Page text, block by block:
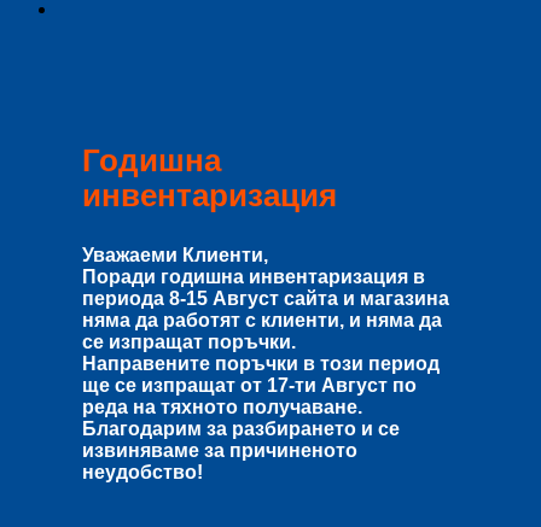
Годишна
инвентаризация
Уважаеми Клиенти,
Поради годишна инвентаризация в
периода 8-15 Август сайта и магазина
няма да работят с клиенти, и няма да
се изпращат поръчки.
Направените поръчки в този период
ще се изпращат от 17-ти Август по
реда на тяхното получаване.
Благодарим за разбирането и се
извиняваме за причиненото
неудобство!